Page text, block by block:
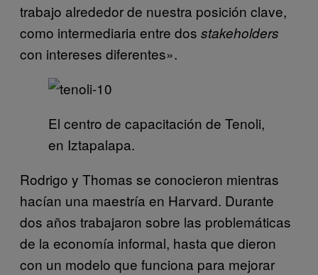
trabajo alrededor de nuestra posición clave,
como intermediaria entre dos stakeholders
con intereses diferentes».
El centro de capacitación de Tenoli,
en Iztapalapa.
Rodrigo y Thomas se conocieron mientras
hacían una maestría en Harvard. Durante
dos años trabajaron sobre las problemáticas
de la economía informal, hasta que dieron
con un modelo que funciona para mejorar